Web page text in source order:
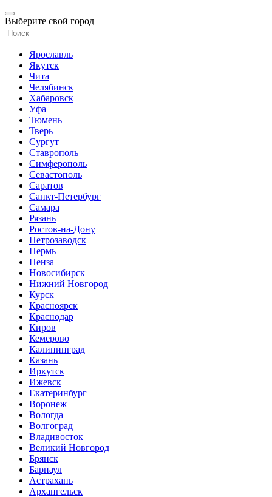
Выберите свой город
Ярославль
Якутск
Чита
Челябинск
Хабаровск
Уфа
Тюмень
Тверь
Сургут
Ставрополь
Симферополь
Севастополь
Саратов
Санкт-Петербург
Самара
Рязань
Ростов-на-Дону
Петрозаводск
Пермь
Пенза
Новосибирск
Нижний Новгород
Курск
Красноярск
Краснодар
Киров
Кемерово
Калининград
Казань
Иркутск
Ижевск
Екатеринбург
Воронеж
Вологда
Волгоград
Владивосток
Великий Новгород
Брянск
Барнаул
Астрахань
Архангельск